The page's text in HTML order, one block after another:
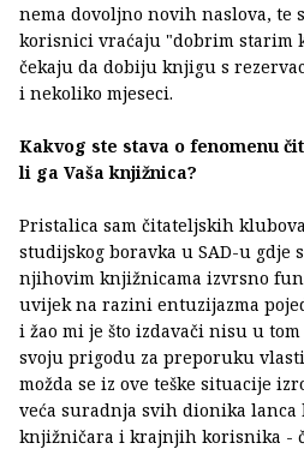
nema dovoljno novih naslova, te
korisnici vraćaju "dobrim starim
čekaju da dobiju knjigu s
i nekoliko mjeseci.
Kakvog ste stava o fenomenu
li ga Vaša knjižnica?
Pristalica sam čitateljskih
studijskog boravka u SAD-u gdje
njihovim knjižnicama izvrsno
uvijek na razini entuzijazma
i žao mi je što izdavači nisu u
svoju prigodu za preporuku
možda se iz ove teške situacije
veća suradnja svih dionika lanca
knjižničara i krajnjih korisnika -